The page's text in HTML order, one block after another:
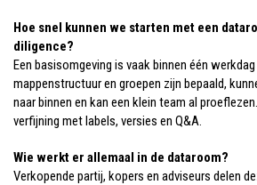
Hoe snel kunnen we starten met een
diligence?
Een basisomgeving is vaak binnen één
mappenstructuur en groepen zijn bepaald,
naar binnen en kan een klein team al
verfijning met labels, versies en Q&A.
Wie werkt er allemaal in de dataroom?
Verkopende partij, kopers en adviseurs delen